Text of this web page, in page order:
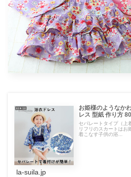
お姫様のようなか
レス 型紙 作り方
セパレートタイプ（上
リフリのスカートはお
着こなす子供の浴...
la-suila.jp